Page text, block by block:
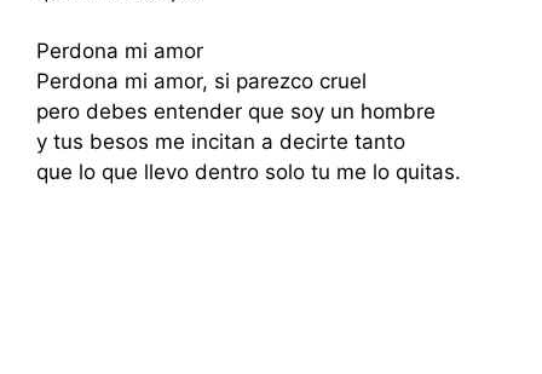
Perdona mi amor
Perdona mi amor, si parezco cruel
pero debes entender que soy un hombre
y tus besos me incitan a decirte tanto
que lo que llevo dentro solo tu me lo quitas.